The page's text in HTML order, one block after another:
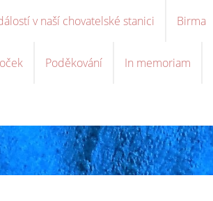
v naší chovatelské stanici Birma
Poděkování In memoriam